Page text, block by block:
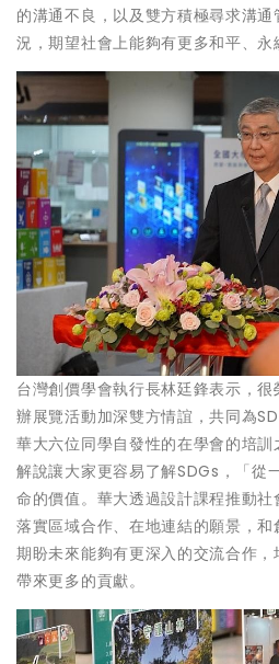
的溝通不良，以及雙方積極尋求溝
況，期望社會上能夠有更多和平、永
台灣創價學會執行長林廷鋒表示，
辦展覽活動加深雙方情誼，共同為
華大六位同學自發性的在學會的培
解說讓大家更容易了解SDGs，「從
命的價值。華大透過設計課程推動社
落實區域合作、在地連結的願景，和
期盼未來能夠有更深入的交流合作
帶來更多的貢獻。